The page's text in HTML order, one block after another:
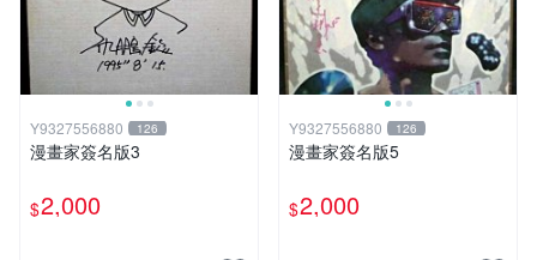
Y9327556880 126
漫畫家簽名版3
$2,000
Y9327556880 126
漫畫家簽名版5
$2,000